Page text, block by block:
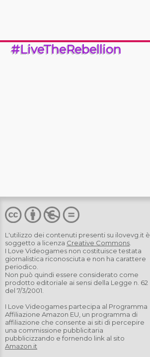
#LiveTheRebellion
L'utilizzo dei contenuti presenti su ilovevg.it è
soggetto a licenza Creative Commons
I Love Videogames non costituisce testata
giornalistica riconosciuta e non ha carattere
periodico.
Non può quindi essere considerato come
prodotto editoriale ai sensi della Legge n. 62
del 7/3/2001.
I Love Videogames partecipa al Programma
Affiliazione Amazon EU, un programma di
affiliazione che consente ai siti di percepire
una commissione pubblicitaria
pubblicizzando e fornendo link al sito
Amazon.it